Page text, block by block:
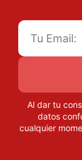
Al dar tu
datos
cualquier